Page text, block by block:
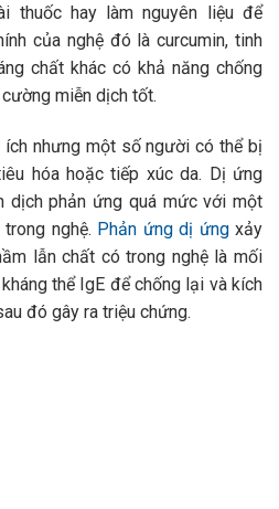
thuốc hay làm nguyên liệu để
của nghệ đó là curcumin, tinh
chất khác có khả năng chống
miễn dịch tốt.
nhưng một số người có thể bị
hóa hoặc tiếp xúc da. Dị ứng
dịch phản ứng quá mức với một
nghệ. Phản ứng dị ứngxảy
lẫn chất có trong nghệ là mối
thể IgE để chống lại và kích
đó gây ra triệu chứng.